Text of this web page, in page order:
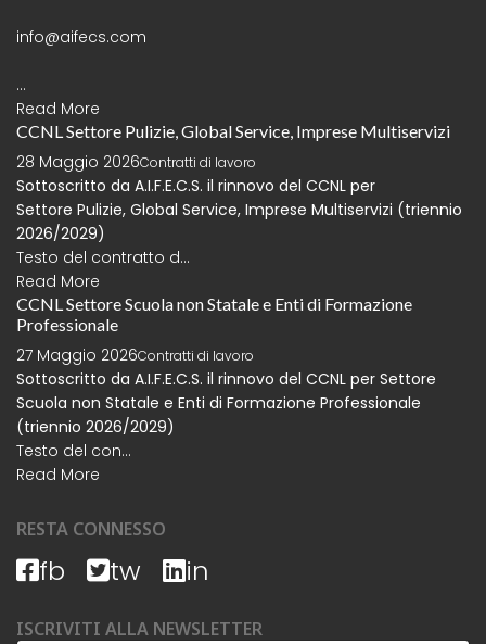
info@aifecs.com
...
Read More
CCNL Settore Pulizie, Global Service, Imprese Multiservizi
28 Maggio 2026Contratti di lavoro
Sottoscritto da A.I.F.E.C.S. il rinnovo del CCNL per
Settore Pulizie, Global Service, Imprese Multiservizi (triennio
2026/2029)
Testo del contratto d...
Read More
CCNL Settore Scuola non Statale e Enti di Formazione
Professionale
27 Maggio 2026Contratti di lavoro
Sottoscritto da A.I.F.E.C.S. il rinnovo del CCNL per Settore
Scuola non Statale e Enti di Formazione Professionale
(triennio 2026/2029)
Testo del con...
Read More
RESTA CONNESSO
fb tw in
ISCRIVITI ALLA NEWSLETTER